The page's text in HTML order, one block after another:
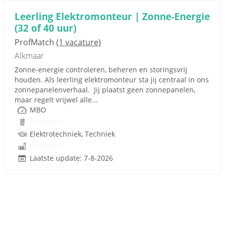
Leerling Elektromonteur | Zonne-Energie
(32 of 40 uur)
ProfMatch (1 vacature)
Alkmaar
Zonne-energie controleren, beheren en storingsvrij
houden. Als leerling elektromonteur sta jij centraal in ons
zonnepanelenverhaal. Jij plaatst geen zonnepanelen,
maar regelt vrijwel alle...
MBO
Elektrotechniek, Techniek
Laatste update: 7-8-2026